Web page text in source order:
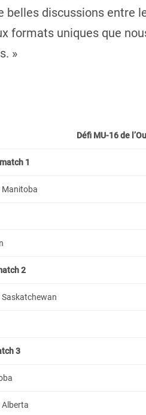
belles discussions
formats uniques que
»
Défi MU-16 de
1
Manitoba
2
3